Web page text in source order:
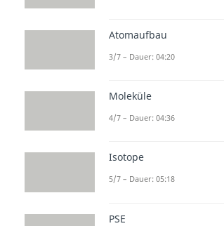
Atomaufbau
3/7 – Dauer: 04:20
Moleküle
4/7 – Dauer: 04:36
Isotope
5/7 – Dauer: 05:18
PSE